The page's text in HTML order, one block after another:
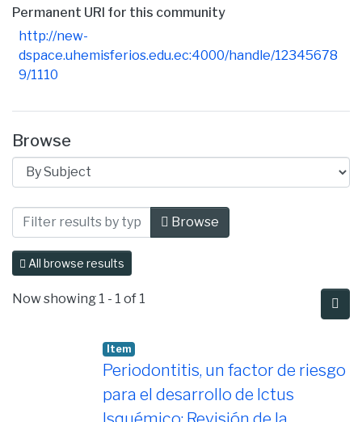
Permanent URI for this community
http://new-
dspace.uhemisferios.edu.ec:4000/handle/12345678
9/1110
Browse
Browsing Facultad de Ciencias de la
Browse
All browse results
Now showing 1 - 1 of 1
Item
Periodontitis, un factor de riesgo
para el desarrollo de Ictus